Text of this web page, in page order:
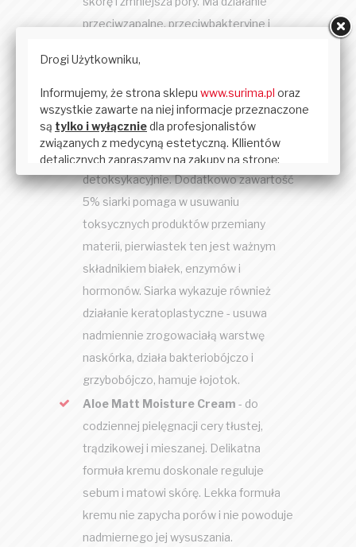
przeciwzapalne, przeciwbakteryjne i
usunąć zaskórniki i grudki. Zawiera 10%
kwasu salicylowego, który działa
antyseptycznie, antyoksydacyjnie i ma
właściwości złuszczające. Zmiękcza
skórę, działa przeciwbakteryjnie i
detoksykacyjnie. Dodatkowo zawartość
5% siarki pomaga w usuwaniu
toksycznych produktów przemiany
materii, pierwiastek ten jest ważnym
składnikiem białek, enzymów i
hormonów. Siarka wykazuje również
działanie keratoplastyczne - usuwa
nadmiennie zrogowaciałą warstwę
naskórka, działa bakteriobójczo i
grzybobójczo, hamuje łojotok.
Aloe Matt Moisture Cream - do
codziennej pielęgnacji cery tłustej,
trądzikowej i mieszanej. Delikatna
formuła kremu doskonale reguluje
sebum i matowi skórę. Lekka formuła
kremu nie zapycha porów i nie powoduje
nadmiernego jej wysuszania.